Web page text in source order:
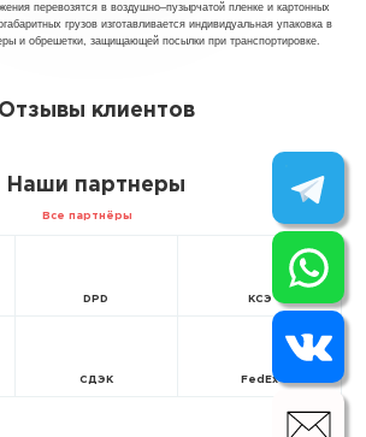
перевозятся в воздушно–пузырчатой пленке и картонных
грузов изготавливается индивидуальная упаковка в
и обрешетки, защищающей посылки при транспортировке.
Отзывы клиентов
Наши партнеры
Все партнёры
DPD КСЭ
СДЭК FedEx